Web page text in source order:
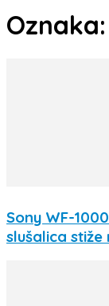
Sony WF-
slušalica stiže